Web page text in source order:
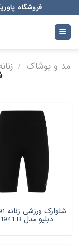
to
content
فروشگاه
مد و پوشاک /
دبلیو مدل SH1941 B